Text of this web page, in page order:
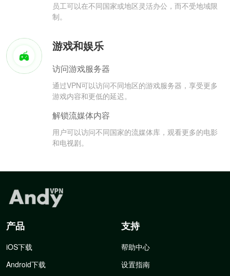
员工可以在不同国家或地区灵活办公，而不受地域限
制。
游戏和娱乐
访问游戏服务器
通过VPN可以访问不同地区的游戏服务器，享受更多
游戏内容和更低的延迟。
解锁流媒体内容
用户可以访问不同国家的流媒体库，观看更多的电影
和电视剧。
产品
iOS下载
Android下载
支持
帮助中心
设置指南